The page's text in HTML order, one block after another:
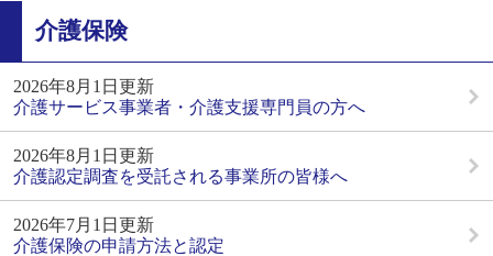
介護保険
2026年8月1日更新
介護サービス事業者・介護支援専門員の方へ
2026年8月1日更新
介護認定調査を受託される事業所の皆様へ
2026年7月1日更新
介護保険の申請方法と認定